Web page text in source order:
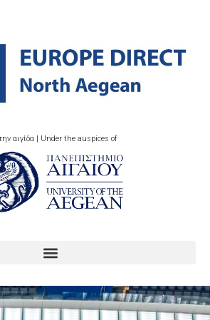
αιγίδα | Under the auspices of